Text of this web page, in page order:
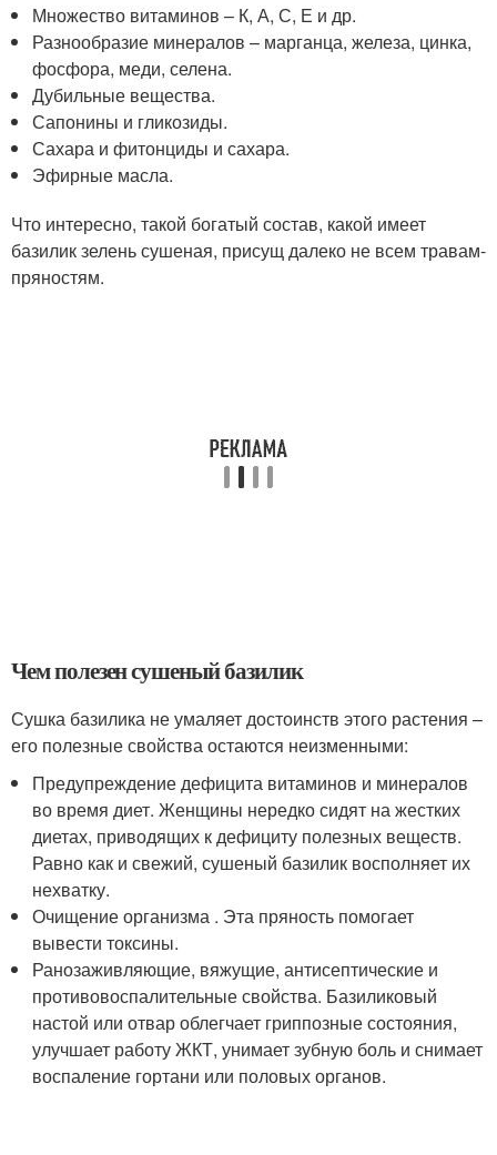
Множество витаминов – К, А, С, Е и др.
Разнообразие минералов – марганца, железа, цинка,
фосфора, меди, селена.
Дубильные вещества.
Сапонины и гликозиды.
Сахара и фитонциды и сахара.
Эфирные масла.
Что интересно, такой богатый состав, какой имеет
базилик зелень сушеная, присущ далеко не всем травам-
пряностям.
Чем полезен сушеный базилик
Сушка базилика не умаляет достоинств этого растения –
его полезные свойства остаются неизменными:
Предупреждение дефицита витаминов и минералов
во время диет. Женщины нередко сидят на жестких
диетах, приводящих к дефициту полезных веществ.
Равно как и свежий, сушеный базилик восполняет их
нехватку.
Очищение организма . Эта пряность помогает
вывести токсины.
Ранозаживляющие, вяжущие, антисептические и
противовоспалительные свойства. Базиликовый
настой или отвар облегчает гриппозные состояния,
улучшает работу ЖКТ, унимает зубную боль и снимает
воспаление гортани или половых органов.